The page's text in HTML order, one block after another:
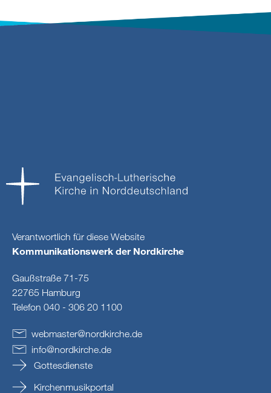
Verantwortlich für diese Website
Kommunikationswerk der Nordkirche
Gaußstraße 71-75
22765 Hamburg
Telefon 040 - 306 20 1100
webmaster@nordkirche.de
info@nordkirche.de
Gottesdienste
Kirchenmusikportal